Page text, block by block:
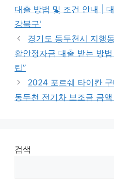
대출 방법 및 조건 안내 |
강북구'
경기도 동두천시 지행
활안정자금 대출 받는 방
팁”
2024 포르쉐 타이칸
동두천 전기차 보조금 금
검색